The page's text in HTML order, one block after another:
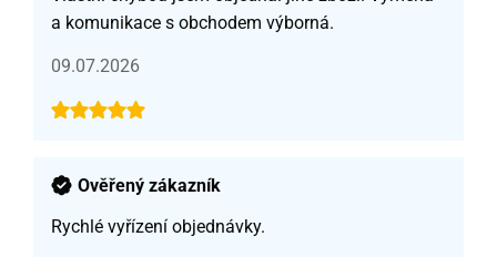
a komunikace s obchodem výborná.
09.07.2026
Ověřený zákazník
Rychlé vyřízení objednávky.